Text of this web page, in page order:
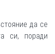
да се
си, поради